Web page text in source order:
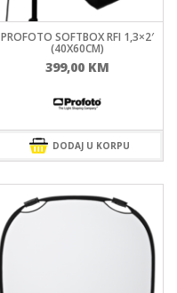
PROFOTO SOFTBOX RFI 1,3×2′
(40X60CM)
399,00 KM
DODAJ U KORPU